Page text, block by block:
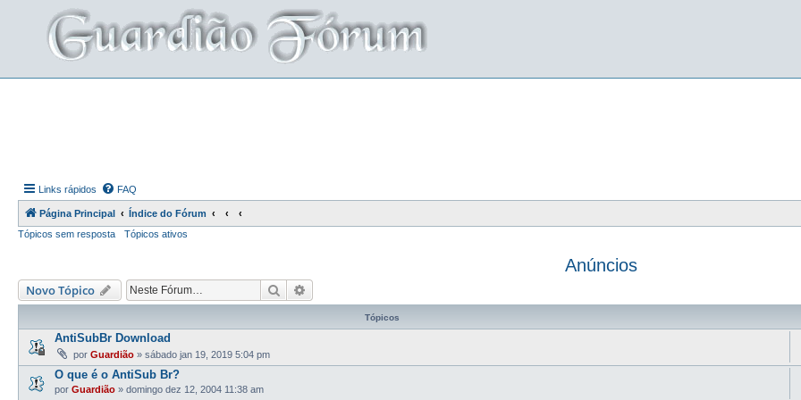
Links rápidos FAQ
Página Principal
Índice do Fórum
Tópicos sem resposta
Tópicos ativos
Anúncios
Novo Tópico Pesquisar
Tópicos
AntiSubBr Download
por Guardião » sábado jan 19, 2019 5:04 pm
O que é o AntiSub Br?
por Guardião » domingo dez 12, 2004 11:38 am